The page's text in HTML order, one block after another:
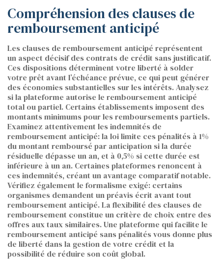
Compréhension des clauses de
remboursement anticipé
Les clauses de remboursement anticipé représentent
un aspect décisif des contrats de crédit sans justificatif.
Ces dispositions déterminent votre liberté à solder
votre prêt avant l’échéance prévue, ce qui peut générer
des économies substantielles sur les intérêts. Analysez
si la plateforme autorise le remboursement anticipé
total ou partiel. Certains établissements imposent des
montants minimums pour les remboursements partiels.
Examinez attentivement les indemnités de
remboursement anticipé: la loi limite ces pénalités à 1%
du montant remboursé par anticipation si la durée
résiduelle dépasse un an, et à 0,5% si cette durée est
inférieure à un an. Certaines plateformes renoncent à
ces indemnités, créant un avantage comparatif notable.
Vérifiez également le formalisme exigé: certains
organismes demandent un préavis écrit avant tout
remboursement anticipé. La flexibilité des clauses de
remboursement constitue un critère de choix entre des
offres aux taux similaires. Une plateforme qui facilite le
remboursement anticipé sans pénalités vous donne plus
de liberté dans la gestion de votre crédit et la
possibilité de réduire son coût global.